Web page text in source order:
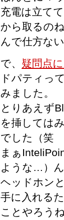
充電は立て
から取るの
んで仕方な
で、 疑問点
ドパティっ
みました。
とりあえず
を挿しては
でした（笑
まぁ
ような…）
ヘッドホン
手に入れる
ことやろう